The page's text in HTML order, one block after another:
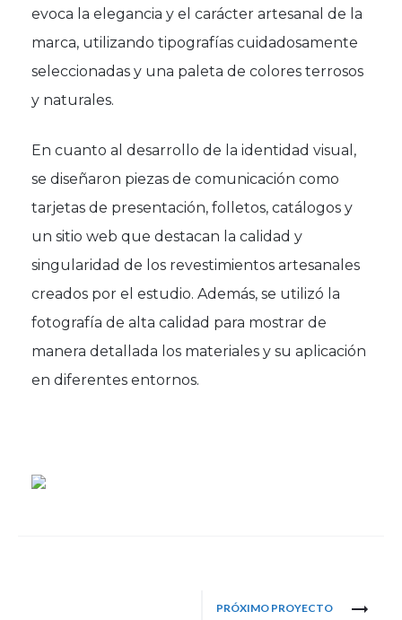
evoca la elegancia y el carácter artesanal de la
marca, utilizando tipografías cuidadosamente
seleccionadas y una paleta de colores terrosos
y naturales.
En cuanto al desarrollo de la identidad visual,
se diseñaron piezas de comunicación como
tarjetas de presentación, folletos, catálogos y
un sitio web que destacan la calidad y
singularidad de los revestimientos artesanales
creados por el estudio. Además, se utilizó la
fotografía de alta calidad para mostrar de
manera detallada los materiales y su aplicación
en diferentes entornos.
PRÓXIMO PROYECTO